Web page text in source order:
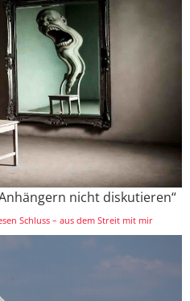
nicht diskutieren“
Schluss – aus dem Streit mit mir